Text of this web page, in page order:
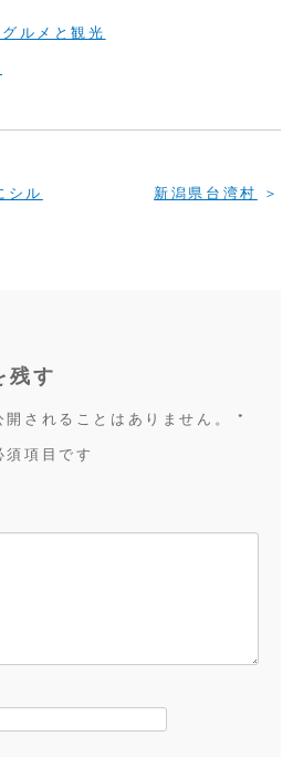
ルメと観光
シル
新潟県台湾村
残す
されることはありません。
*
須項目です